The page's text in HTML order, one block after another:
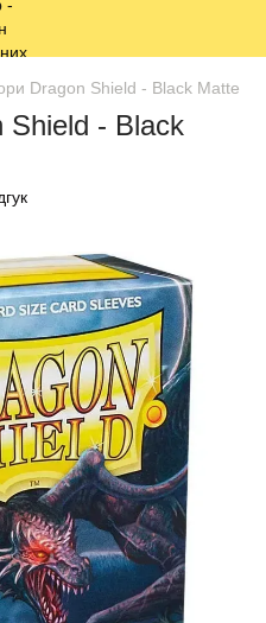
Dragon Shield - Black Matte
Shield - Black